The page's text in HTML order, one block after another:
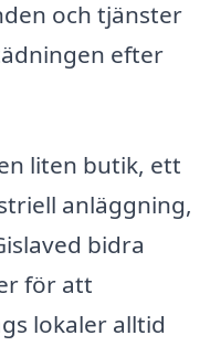
och tjänster
efter
liten butik, ett
anläggning,
bidra
för att
lokaler alltid